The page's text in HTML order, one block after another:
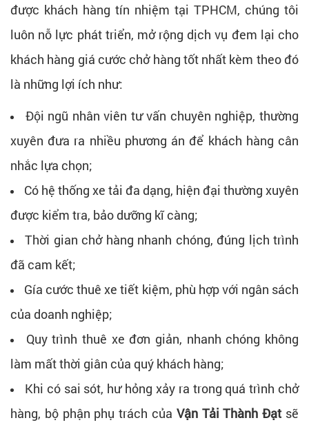
được khách hàng tín nhiệm tại TPHCM, chúng tôi
luôn nỗ lực phát triển, mở rộng dịch vụ đem lại cho
khách hàng giá cước chở hàng tốt nhất kèm theo đó
là những lợi ích như:
Đội ngũ nhân viên tư vấn chuyên nghiệp, thường
xuyên đưa ra nhiều phương án để khách hàng cân
nhắc lựa chọn;
Có hệ thống xe tải đa dạng, hiện đại thường xuyên
được kiểm tra, bảo dưỡng kĩ càng;
Thời gian chở hàng nhanh chóng, đúng lịch trình
đã cam kết;
Gía cước thuê xe tiết kiệm, phù hợp với ngân sách
của doanh nghiệp;
Quy trình thuê xe đơn giản, nhanh chóng không
làm mất thời giân của quý khách hàng;
Khi có sai sót, hư hỏng xảy ra trong quá trình chở
hàng, bộ phận phụ trách của Vận Tải Thành Đạt sẽ